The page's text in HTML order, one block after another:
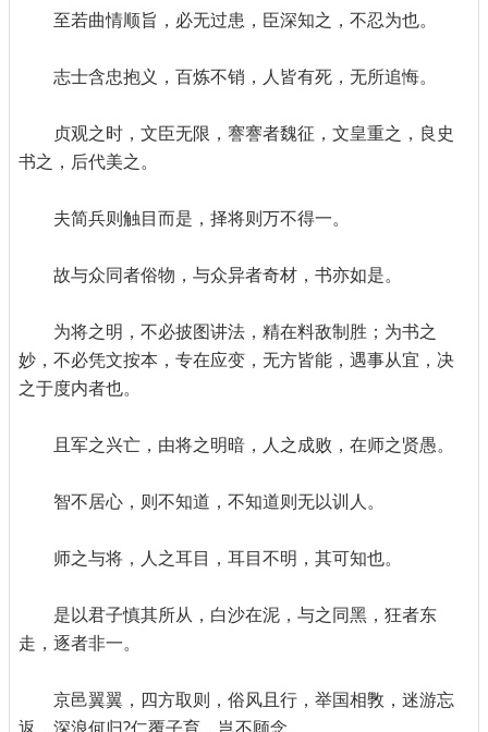
至若曲情顺旨，必无过患，臣深知之，不忍为也。
志士含忠抱义，百炼不销，人皆有死，无所追悔。
贞观之时，文臣无限，謇謇者魏征，文皇重之，良史
书之，后代美之。
夫简兵则触目而是，择将则万不得一。
故与众同者俗物，与众异者奇材，书亦如是。
为将之明，不必披图讲法，精在料敌制胜；为书之
妙，不必凭文按本，专在应变，无方皆能，遇事从宜，决
之于度内者也。
且军之兴亡，由将之明暗，人之成败，在师之贤愚。
智不居心，则不知道，不知道则无以训人。
师之与将，人之耳目，耳目不明，其可知也。
是以君子慎其所从，白沙在泥，与之同黑，狂者东
走，逐者非一。
京邑翼翼，四方取则，俗风且行，举国相斆，迷游忘